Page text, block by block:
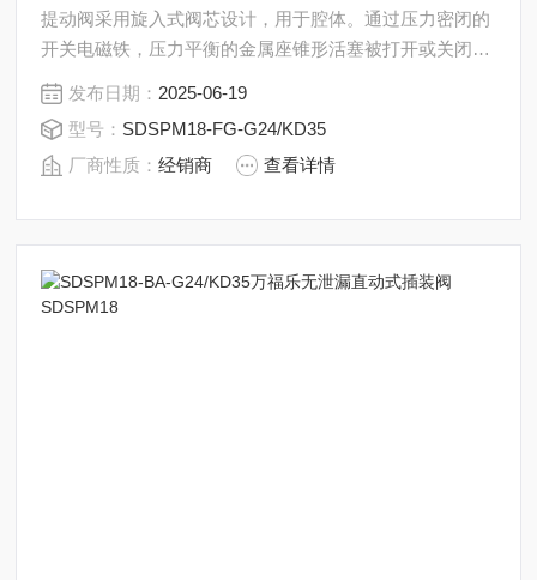
提动阀采用旋入式阀芯设计，用于腔体。通过压力密闭的
开关电磁铁，压力平衡的金属座锥形活塞被打开或关闭。
座椅活塞导板是通过一个O型环来密封的。万福乐无泄漏
直动式插装阀SDSPM18-BA-G24/KD35
发布日期： 2025-06-19
型号： SDSPM18-FG-G24/KD35
厂商性质：经销商 查看详情